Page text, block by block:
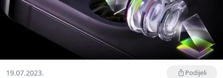
19.07.2023. Podijeli